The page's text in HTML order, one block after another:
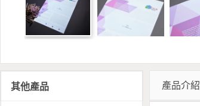
其他產品 產品介紹